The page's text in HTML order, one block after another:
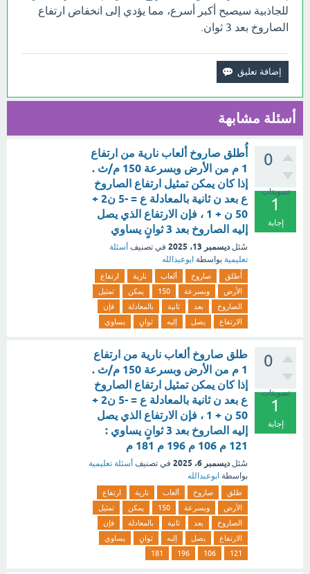
للجاذبية سيصبح أكبر أسرع، مما يؤدي إلى انخفاض ارتفاع
الصاروخ بعد 3 ثوان.
أسئلة مشابهة
0
تصويتات
1
إجابة
أُطلق صاروخ ألعاب نارية من ارتفاع
1 م من الأرض وبسرعة 150 م/ث .
إذا كان يمكن تمثيل ارتفاع الصاروخ
ع بعد ن ثانية بالمعادلة ع = -5 ن2 +
50 ن + 1 ، فإن الارتفاع الذي يصل
إليه الصاروخ بعد 3 ثوانٍ يساوي
سُئل ديسمبر 13، 2025 في تصنيف أسئلة
تعليمية بواسطة ابوعبدالله
أُطلق صاروخ ألعاب نارية
ارتفاع
الأرض
وبسرعة 150 يمكن
تمثيل
الصاروخ
بعد ثانية بالمعادلة
فإن
الارتفاع
يصل إليه ثوانٍ يساوي
0
تصويتات
1
إجابة
طلق صاروخ ألعاب نارية من ارتفاع
1 م من الأرض وبسرعة 150 م/ث .
إذا كان يمكن تمثيل ارتفاع الصاروخ
ع بعد ن ثانية بالمعادلة ع = -5 ن2 +
50 ن + 1 ، فإن الارتفاع الذي يصل
إليه الصاروخ بعد 3 ثوانٍ يساوي :
121 م 106 م 196 م 181 م
سُئل ديسمبر 6، 2025 في تصنيف أسئلة تعليمية
بواسطة ابوعبدالله
طلق صاروخ ألعاب نارية
ارتفاع
الأرض
وبسرعة 150 يمكن
تمثيل
الصاروخ
بعد ثانية بالمعادلة
فإن
الارتفاع
يصل إليه ثوانٍ
يساوي
121
106
196
181